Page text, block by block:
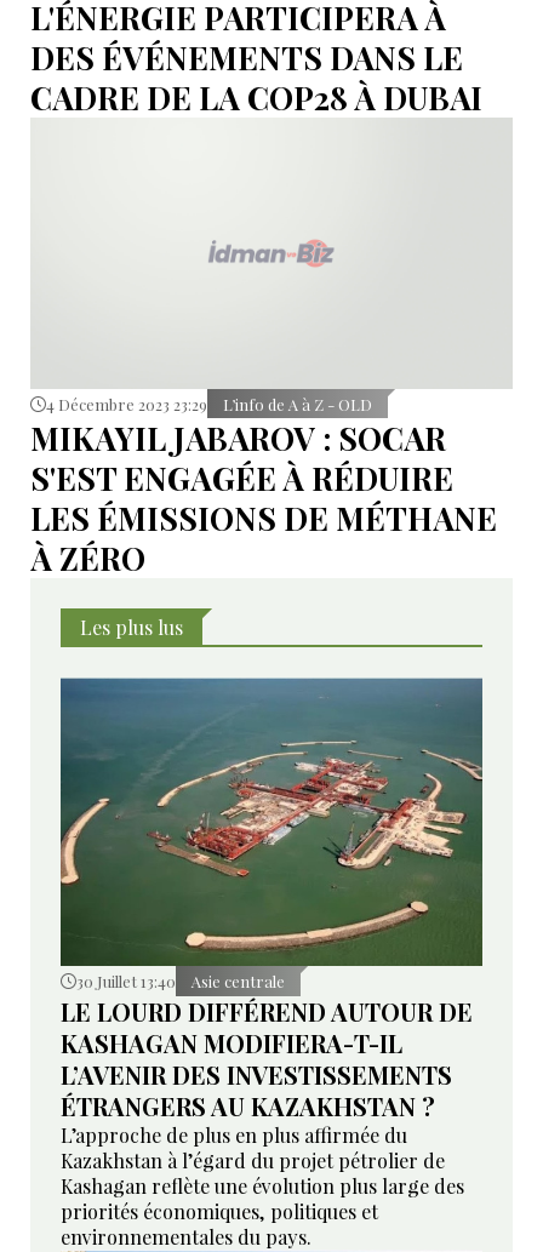
L'ÉNERGIE PARTICIPERA À
DES ÉVÉNEMENTS DANS LE
CADRE DE LA COP28 À DUBAI
4 Décembre 2023 23:29 L’info de A à Z - OLD
MIKAYIL JABAROV : SOCAR
S'EST ENGAGÉE À RÉDUIRE
LES ÉMISSIONS DE MÉTHANE
À ZÉRO
Les plus lus
30 Juillet 13:40 Asie centrale
LE LOURD DIFFÉREND AUTOUR DE
KASHAGAN MODIFIERA-T-IL
L’AVENIR DES INVESTISSEMENTS
ÉTRANGERS AU KAZAKHSTAN ?
L’approche de plus en plus affirmée du
Kazakhstan à l’égard du projet pétrolier de
Kashagan reflète une évolution plus large des
priorités économiques, politiques et
environnementales du pays.